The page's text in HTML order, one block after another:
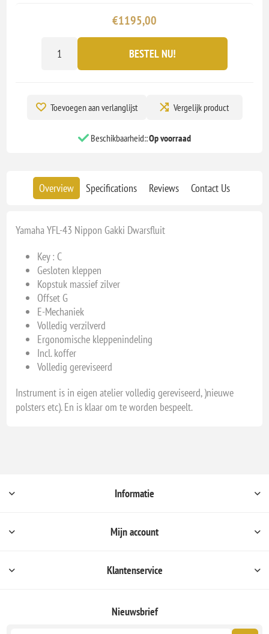
€1195,00
BESTEL NU!
Toevoegen aan verlanglijst Vergelijk product
Beschikbaarheid::Op voorraad
Overview Specifications Reviews Contact Us
Yamaha YFL-43 Nippon Gakki Dwarsfluit
Key : C
Gesloten kleppen
Kopstuk massief zilver
Offset G
E-Mechaniek
Volledig verzilverd
Ergonomische kleppenindeling
Incl. koffer
Volledig gereviseerd
Instrument is in eigen atelier volledig gereviseerd, )nieuwe
polsters etc). En is klaar om te worden bespeelt.
Informatie
Mijn account
Klantenservice
Nieuwsbrief